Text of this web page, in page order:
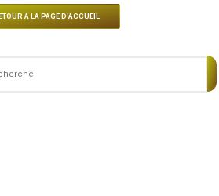
À LA PAGE D'ACCUEIL